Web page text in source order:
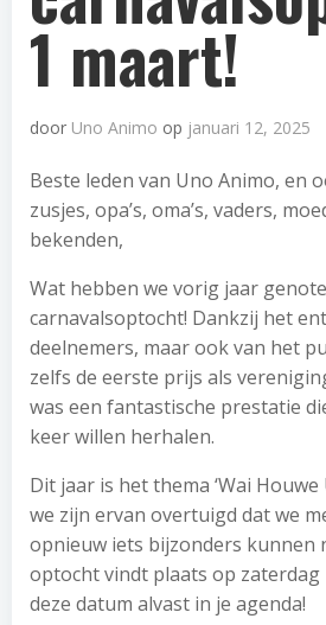
1 maart!
door Uno Animo op januari 12, 2025
Beste leden van Uno Animo, en
zusjes, opa’s, oma’s, vaders,
bekenden,
Wat hebben we vorig jaar
carnavalsoptocht! Dankzij het
deelnemers, maar ook van het
zelfs de eerste prijs als
was een fantastische prestatie
keer willen herhalen.
Dit jaar is het thema ‘Wai Houwe
we zijn ervan overtuigd dat we
opnieuw iets bijzonders kunnen
optocht vindt plaats op zaterdag
deze datum alvast in je agenda!